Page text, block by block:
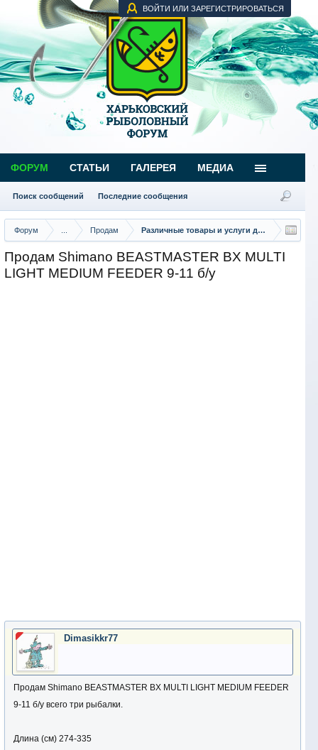
ВОЙТИ ИЛИ ЗАРЕГИСТРИРОВАТЬСЯ
Форум Продам Различные товары и услуги для рыбаков
Продам Shimano BEASTMASTER BX MULTI
LIGHT MEDIUM FEEDER 9-11 б/у
Dimasikkr77
Продам Shimano BEASTMASTER BX MULTI LIGHT MEDIUM FEEDER
9-11 б/у всего три рыбалки.
Длина (см) 274-335
ФОРУМ
Поиск сообщений Последние сообщения
СТАТЬИ ГАЛЕРЕЯ МЕДИА